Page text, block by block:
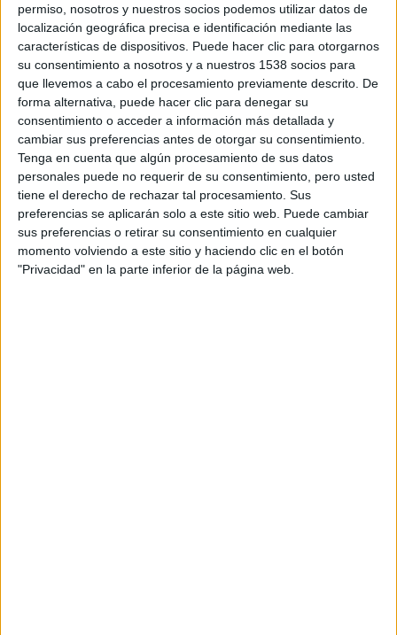
permiso, nosotros y nuestros socios podemos utilizar datos de
localización geográfica precisa e identificación mediante las
características de dispositivos. Puede hacer clic para otorgarnos
su consentimiento a nosotros y a nuestros 1538 socios para
que llevemos a cabo el procesamiento previamente descrito. De
forma alternativa, puede hacer clic para denegar su
consentimiento o acceder a información más detallada y
cambiar sus preferencias antes de otorgar su consentimiento.
Tenga en cuenta que algún procesamiento de sus datos
personales puede no requerir de su consentimiento, pero usted
tiene el derecho de rechazar tal procesamiento. Sus
preferencias se aplicarán solo a este sitio web. Puede cambiar
sus preferencias o retirar su consentimiento en cualquier
momento volviendo a este sitio y haciendo clic en el botón
"Privacidad" en la parte inferior de la página web.
CARRERAS DESTACADAS
Agosto 2026
15/08/2026
LA NOCTURNA 2026
SALINAS DEL MANZANO (CUENCA)
16/08/2026
X CARRERA LOS ANEJOS
LA ALDEHUELA (AVILA)
29/08/2026
CARRERA POPULAR DE NAVAJAS
Septiembre 2026
12/09/2026
VOLTA A PEU TORRE EN CONILL
TORRE EN CONILL - BETERA (VALENCIA)
Octubre 2026